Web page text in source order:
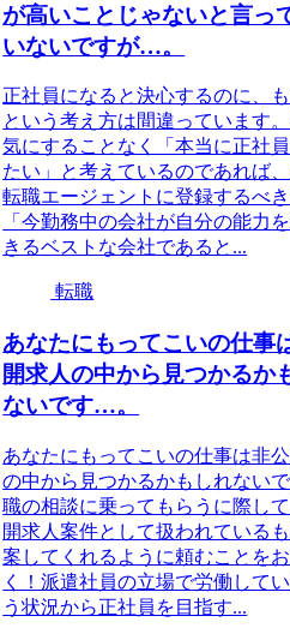
が高いことじゃないと言っ
いないですが…。
正社員になると決心するのに、
という考え方は間違っています
気にすることなく「本当に正社
たい」と考えているのであれば
転職エージェントに登録するべき
「今勤務中の会社が自分の能力
きるベストな会社であると...
転職
あなたにもってこいの仕事
開求人の中から見つかるか
ないです…。
あなたにもってこいの仕事は非
の中から見つかるかもしれない
職の相談に乗ってもらうに際し
開求人案件として扱われている
案してくれるように頼むことを
く！派遣社員の立場で労働して
う状況から正社員を目指す...